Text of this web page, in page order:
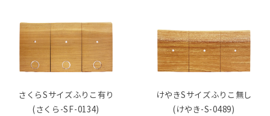
さくらSサイズふりこ有り
(さくら-SF-0134)
けやきSサイズふりこ無し
(けやき-S-0489)